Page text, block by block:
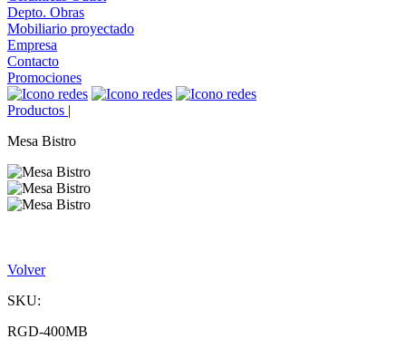
Depto. Obras
Mobiliario proyectado
Empresa
Contacto
Promociones
Productos |
Mesa Bistro
Volver
SKU:
RGD-400MB